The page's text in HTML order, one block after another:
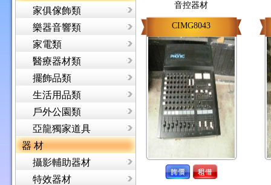
家俱傢飾類
樂器音響類
家電類
醫療器材類
擺飾品類
生活用品類
戶外公園類
亞龍獨家道具
器 材
攝影輔助器材
特效器材
音控器材
CIMG8043